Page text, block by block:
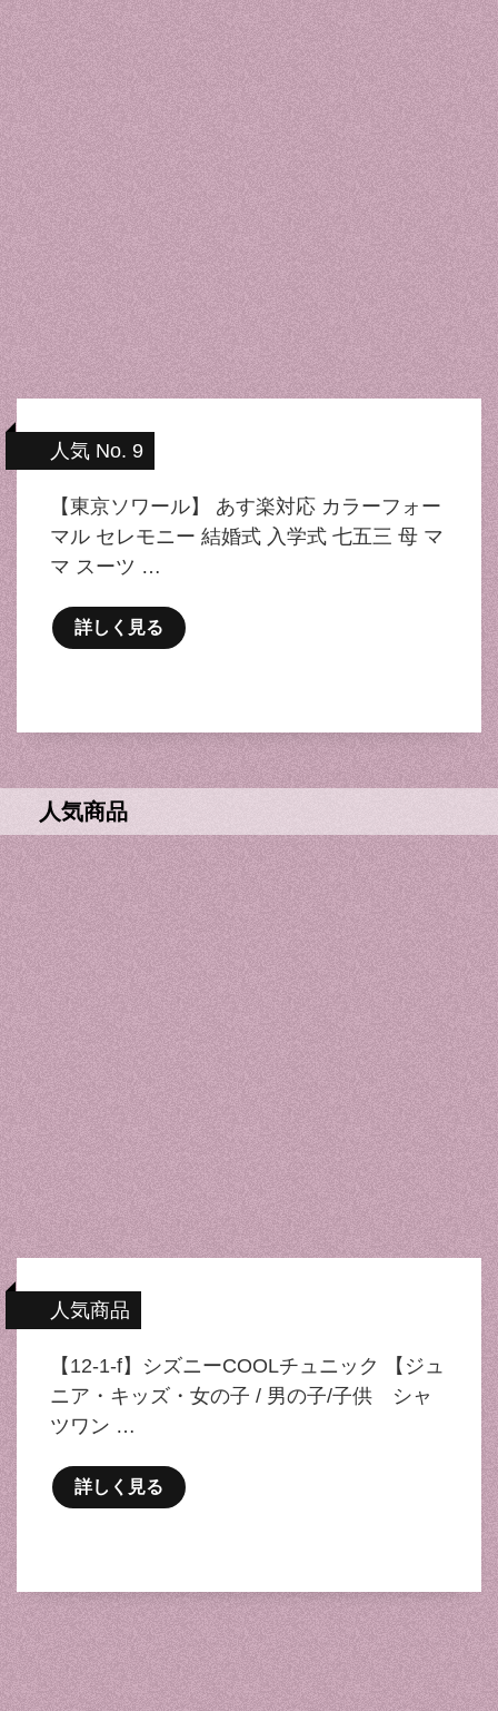
人気 No. 9
【東京ソワール】 あす楽対応 カラーフォー
マル セレモニー 結婚式 入学式 七五三 母 マ
マ スーツ …
詳しく見る
人気商品
人気商品
【12-1-f】シズニーCOOLチュニック 【ジュ
ニア・キッズ・女の子 / 男の子/子供 シャ
ツワン …
詳しく見る